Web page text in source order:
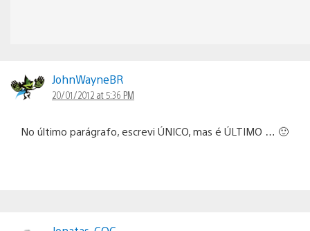
JohnWayneBR
20/01/2012 at 5:36 PM
No último parágrafo, escrevi ÚNICO, mas é ÚLTIMO … 🙂